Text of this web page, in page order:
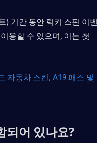
) 기간 동안 럭키 스핀 이벤
용할 수 있으며, 이는 첫
자동차 스킨, A19 패스 및
되어 있나요?